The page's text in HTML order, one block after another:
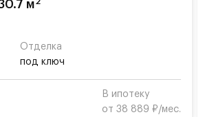
— закрытые озеленённые
приватная, въезд
пропускам.#yan19-2r1333911#
м
Отделка
под ключ
В ипотеку
от 38 889 ₽/мес.